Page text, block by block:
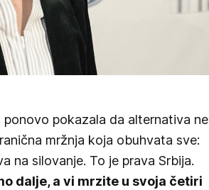
ponovo pokazala da alternativa ne
mržnja koja obuhvata sve:
na silovanje. To je prava Srbija.
dalje, a vi mrzite u svoja četiri